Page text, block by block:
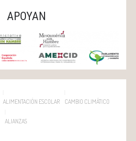
APOYAN
ALIMENTACIÓN ESCOLAR CAMBIO CLIMÁTICO
ALIANZAS